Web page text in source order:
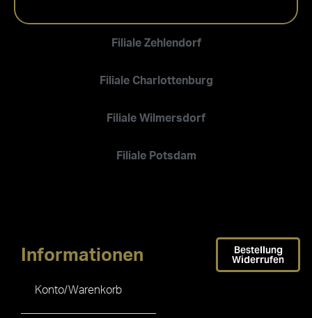
Filiale Zehlendorf
Filiale Charlottenburg
Filiale Wilmersdorf
Filiale Potsdam
Informationen
Konto/Warenkorb
Bestellung
Widerrufen